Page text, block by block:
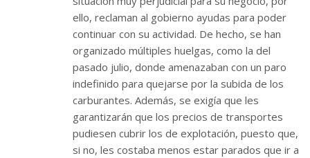
ello, reclaman al gobierno ayudas para poder
continuar con su actividad. De hecho, se han
organizado múltiples huelgas, como la del
pasado julio, donde amenazaban con un paro
indefinido para quejarse por la subida de los
carburantes. Además, se exigía que les
garantizarán que los precios de transportes
pudiesen cubrir los de explotación, puesto que,
si no, les costaba menos estar parados que ir a